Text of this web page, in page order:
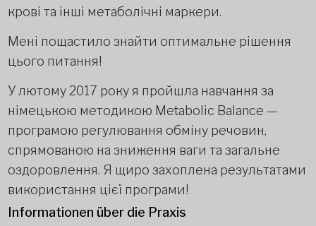
крові та інші метаболічні маркери.
Мені пощастило знайти оптимальне рішення
цього питання!
У лютому 2017 року я пройшла навчання за
німецькою методикою Metabolic Balance —
програмою регулювання обміну речовин,
спрямованою на зниження ваги та загальне
оздоровлення. Я щиро захоплена результатами
використання цієї програми!
Informationen über die Praxis